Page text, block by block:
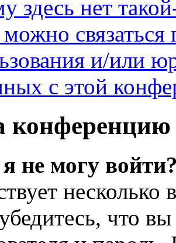
здесь нет
связаться
и/или
с этой
конференцию
не могу
что